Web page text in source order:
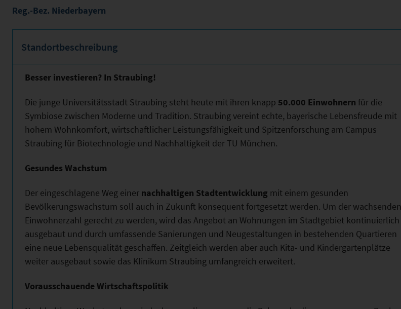
Reg.-Bez. Niederbayern
Standortbeschreibung
Besser investieren? In Straubing!
Die junge Universitätsstadt Straubing steht heute mit ihren knapp 50.000 Einwohnern für die
Symbiose zwischen Moderne und Tradition. Straubing vereint echte, bayerische Lebensfreude mit
hohem Wohnkomfort, wirtschaftlicher Leistungsfähigkeit und Spitzenforschung am Campus
Straubing für Biotechnologie und Nachhaltigkeit der TU München.
Gesundes Wachstum
Der eingeschlagene Weg einer nachhaltigen Stadtentwicklung mit einem gesunden
Bevölkerungswachstum soll auch in Zukunft konsequent fortgesetzt werden. Um der wachsenden
Einwohnerzahl gerecht zu werden, wird das Angebot an Wohnungen im Stadtgebiet kontinuierlich
ausgebaut und durch umfassende Sanierungen und Neugestaltungen in bestehenden Quartieren
eine neue Lebensqualität geschaffen. Zeitgleich werden aber auch Kita- und Kindergartenplätze
weiter ausgebaut sowie das Klinikum Straubing umfangreich erweitert.
Vorausschauende Wirtschaftspolitik